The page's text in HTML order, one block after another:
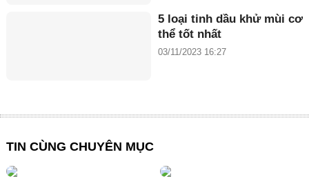
5 loại tinh dầu khử mùi cơ
thể tốt nhất
03/11/2023 16:27
TIN CÙNG CHUYÊN MỤC